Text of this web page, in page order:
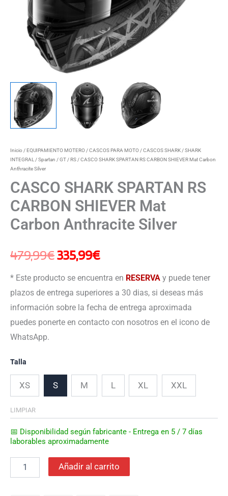
Inicio /EQUIPAMIENTO MOTERO /CASCOS PARA MOTO /CASCOS SHARK /SHARK
INTEGRAL /Spartan / GT / RS / CASCO SHARK SPARTAN RS CARBON SHIEVER Mat Carbon
Anthracite Silver
CASCO SHARK SPARTAN RS
CARBON SHIEVER Mat
Carbon Anthracite Silver
479,99€335,99€
* Este producto se encuentra en RESERVA y puede tener
plazos de entrega superiores a 30 dias, si deseas más
información sobre la fecha de entrega aproximada
puedes ponerte en contacto con nosotros en el icono de
WhatsApp.
Talla
XS S M L XL XXL
LIMPIAR
📅 Disponibilidad según fabricante - Entrega en 5 / 7 días
laborables aproximadamente
Añadir al carrito